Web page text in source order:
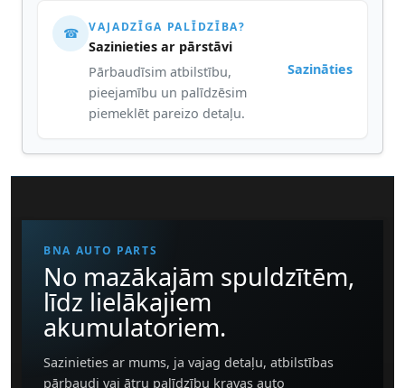
☎ VAJADZĪGA PALĪDZĪBA?
Sazinieties ar pārstāvi
Pārbaudīsim atbilstību,
pieejamību un palīdzēsim
piemeklēt pareizo detaļu.
Sazināties
BNA AUTO PARTS
No mazākajām spuldzītēm,
līdz lielākajiem
akumulatoriem.
Sazinieties ar mums, ja vajag detaļu, atbilstības
pārbaudi vai ātru palīdzību kravas auto